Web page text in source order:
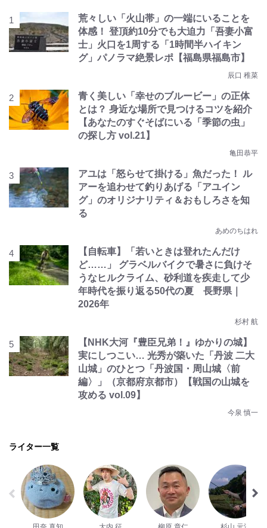
荒々しい「火山帯」の一端にいることを
体感！ 登頂約10分でも大迫力「吾妻小富
士」火口を1周する「1時間半ハイキン
グ」パノラマ絶景レポ【福島県福島市】
辰口 稚菜
青く美しい「幸せのブルービー」の正体
とは？ 身近な場所で見つけるコツを紹介
【あなたのすぐそばにいる「季節の虫」
の探し方 vol.21】
亀田恭平
アユは「怒らせて掛ける」魚だった！ ル
アーを追わせて釣りあげる「アユイン
グ」のオリジナリティ＆おもしろさを知
る
あめのちはれ
【自転車】「若いときは登れたんだけ
ど……」 グラベルバイクで暑さに負けそ
うなヒルクライム、砂利道を疾走して少
年時代を振り返る50代の夏 長野県｜
2026年
杉村 航
【NHK大河『豊臣兄弟！』ゆかりの城】
実にしつこい… 光秀が築いた「丹波 二大
山城」のひとつ「丹波国・周山城〈前
編〉」（京都府京都市）【戦国の山城を
攻める vol.09】
今泉 慎一
ライター一覧